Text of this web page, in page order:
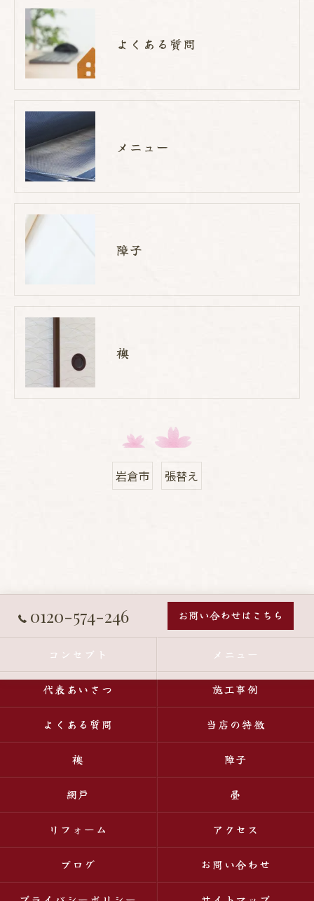
よくある質問
メニュー
障子
襖
岩倉市 張替え
0120-574-246 お問い合わせはこちら
コンセプト メニュー
代表あいさつ 施工事例
よくある質問 当店の特徴
襖 障子
網戸 畳
リフォーム アクセス
ブログ お問い合わせ